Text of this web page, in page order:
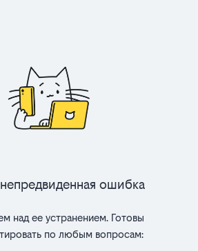
непредвиденная ошибка
над ее устранением. Готовы
по любым вопросам: